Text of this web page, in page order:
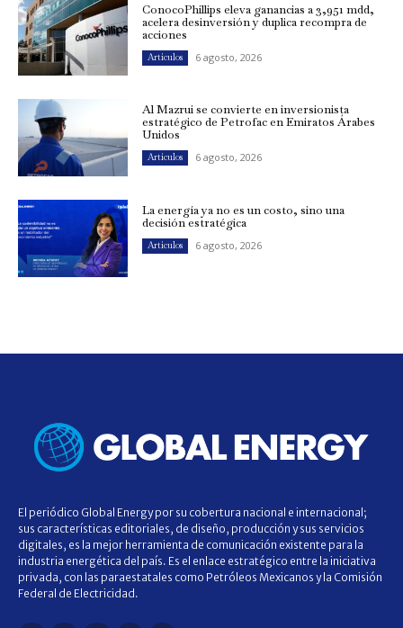
ConocoPhillips eleva ganancias a 3,951 mdd,
acelera desinversión y duplica recompra de
acciones
Artículos 6 agosto, 2026
Al Mazrui se convierte en inversionista
estratégico de Petrofac en Emiratos Árabes
Unidos
Artículos 6 agosto, 2026
La energía ya no es un costo, sino una
decisión estratégica
Artículos 6 agosto, 2026
El periódico Global Energy por su cobertura nacional e internacional;
sus características editoriales, de diseño, producción y sus servicios
digitales, es la mejor herramienta de comunicación existente para la
industria energética del país. Es el enlace estratégico entre la iniciativa
privada, con las paraestatales como Petróleos Mexicanos y la Comisión
Federal de Electricidad.